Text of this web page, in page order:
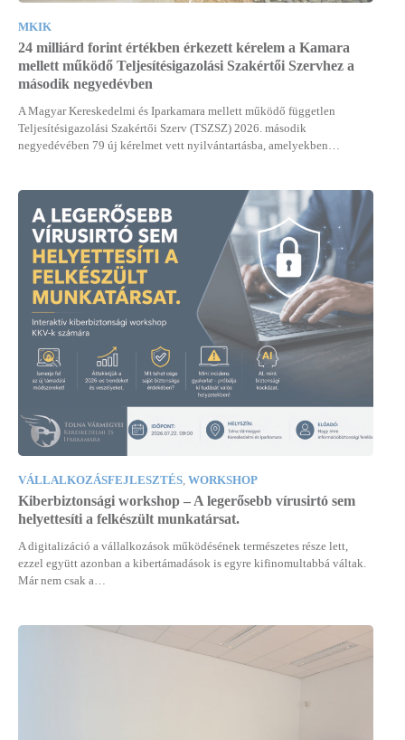
MKIK
24 milliárd forint értékben érkezett kérelem a Kamara
mellett működő Teljesítésigazolási Szakértői Szervhez a
második negyedévben
A Magyar Kereskedelmi és Iparkamara mellett működő független
Teljesítésigazolási Szakértői Szerv (TSZSZ) 2026. második
negyedévében 79 új kérelmet vett nyilvántartásba, amelyekben…
VÁLLALKOZÁSFEJLESZTÉS, WORKSHOP
Kiberbiztonsági workshop – A legerősebb vírusirtó sem
helyettesíti a felkészült munkatársat.
A digitalizáció a vállalkozások működésének természetes része lett,
ezzel együtt azonban a kibertámadások is egyre kifinomultabbá váltak.
Már nem csak a…